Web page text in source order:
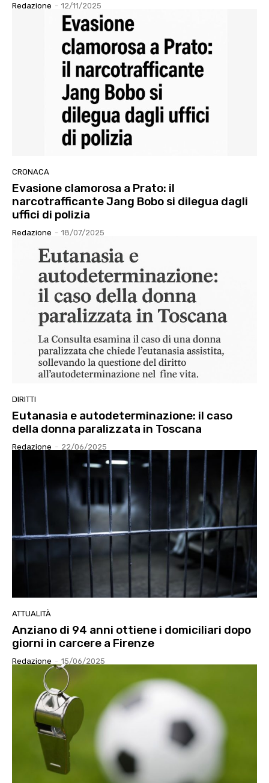
Redazione - 12/11/2025
CRONACA
Evasione clamorosa a Prato: il
narcotrafficante Jang Bobo si dilegua dagli
uffici di polizia
Redazione - 18/07/2025
DIRITTI
Eutanasia e autodeterminazione: il caso
della donna paralizzata in Toscana
Redazione - 22/06/2025
ATTUALITÀ
Anziano di 94 anni ottiene i domiciliari dopo
giorni in carcere a Firenze
Redazione - 15/06/2025